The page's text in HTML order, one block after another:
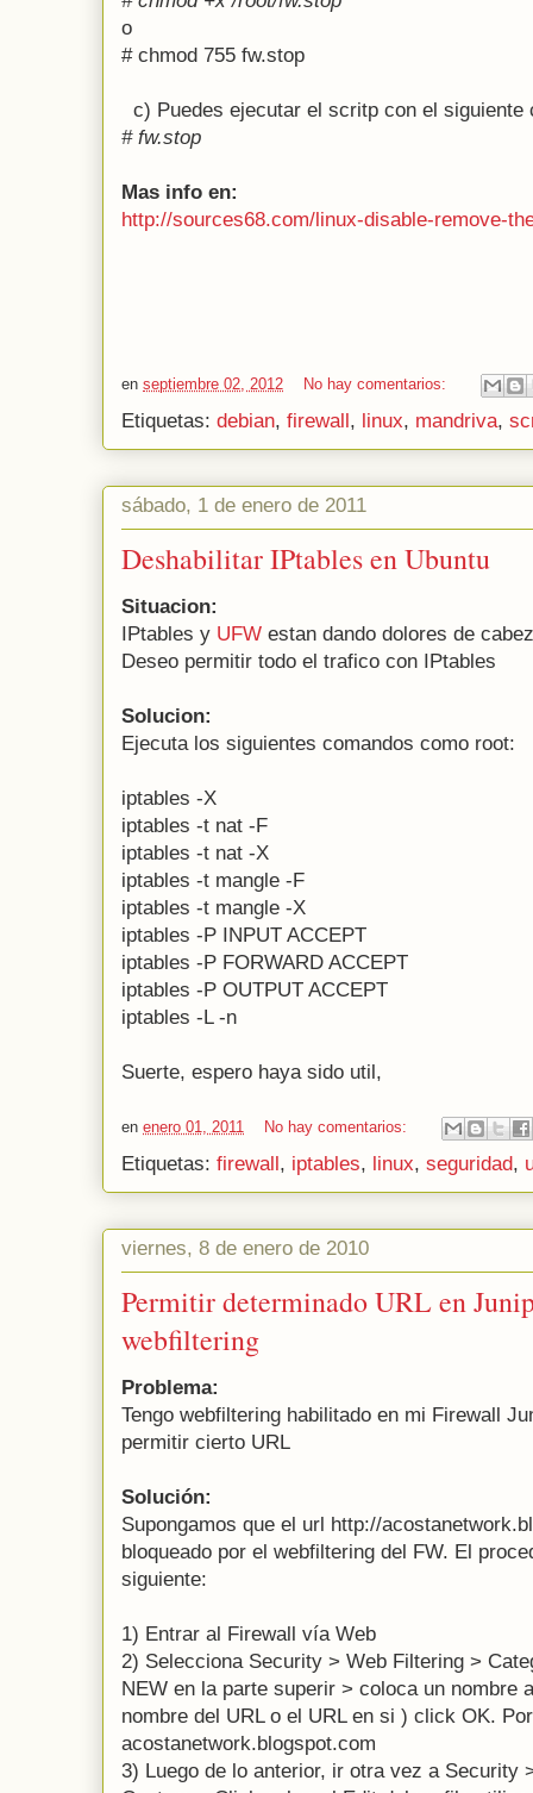
o
# chmod 755 fw.stop
c) Puedes ejecutar el scritp con el siguiente
# fw.stop
Mas info en:
http://sources68.com/linux-disable-remove-
en septiembre 02, 2012 No hay comentarios:
Etiquetas: debian, firewall, linux, mandriva,
sábado, 1 de enero de 2011
Deshabilitar IPtables en Ubuntu
Situacion:
IPtables y UFW estan dando dolores de
Deseo permitir todo el trafico con IPtables
Solucion:
Ejecuta los siguientes comandos como root:
iptables -X
iptables -t nat -F
iptables -t nat -X
iptables -t mangle -F
iptables -t mangle -X
iptables -P INPUT ACCEPT
iptables -P FORWARD ACCEPT
iptables -P OUTPUT ACCEPT
iptables -L -n
Suerte, espero haya sido util,
en enero 01, 2011 No hay comentarios:
Etiquetas: firewall, iptables, linux, seguridad,
viernes, 8 de enero de 2010
Permitir determinado URL en
webfiltering
Problema:
Tengo webfiltering habilitado en mi Firewall
permitir cierto URL
Solución:
Supongamos que el url http://
bloqueado por el webfiltering del FW. El
siguiente:
1) Entrar al Firewall vía Web
2) Selecciona Security > Web Filtering >
NEW en la parte superir > coloca un nombre
nombre del URL o el URL en si ) click OK.
acostanetwork.blogspot.com
3) Luego de lo anterior, ir otra vez a Security